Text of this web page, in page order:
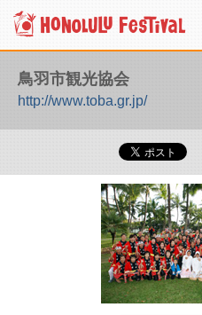
鳥羽市観光協会
http://www.toba.gr.jp/